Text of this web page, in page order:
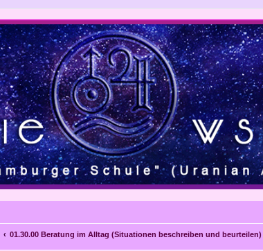
01.30.00 Beratung im Alltag (Situationen beschreiben und beurteilen)